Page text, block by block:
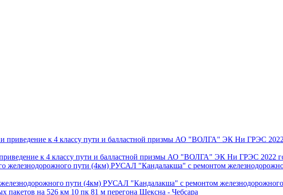
к 4 классу пути и балластной призмы АО "ВОЛГА" ЭК Ни ГРЭС 2022
пути (4км) РУСАЛ "Кандалакша" с ремонтом железнодорожного